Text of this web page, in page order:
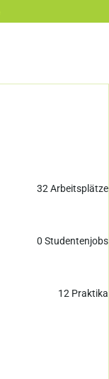
32Arbeitsplätze
0 Studentenjobs
12 Praktika